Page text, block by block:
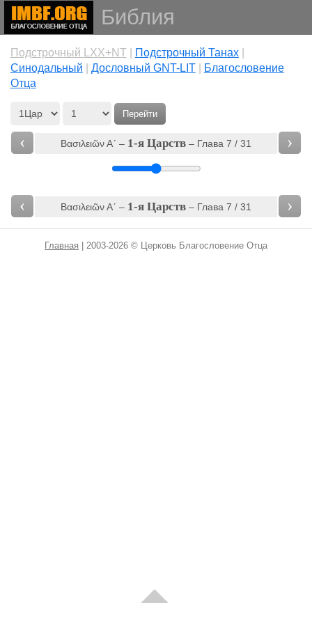
Библия
Подстрочный LXX+NT| Подстрочный Танах|
Cинодальный
Дословный GNT-LIT|
Благословение
Отца
Перейти
‹ Βασιλειῶν Αʹ‎ – 1-я Царств– Глава 7 / 31 ›
‹ Βασιλειῶν Αʹ‎ – 1-я Царств– Глава 7 / 31 ›
Главная | 2003-2026 © Церковь Благословение Отца